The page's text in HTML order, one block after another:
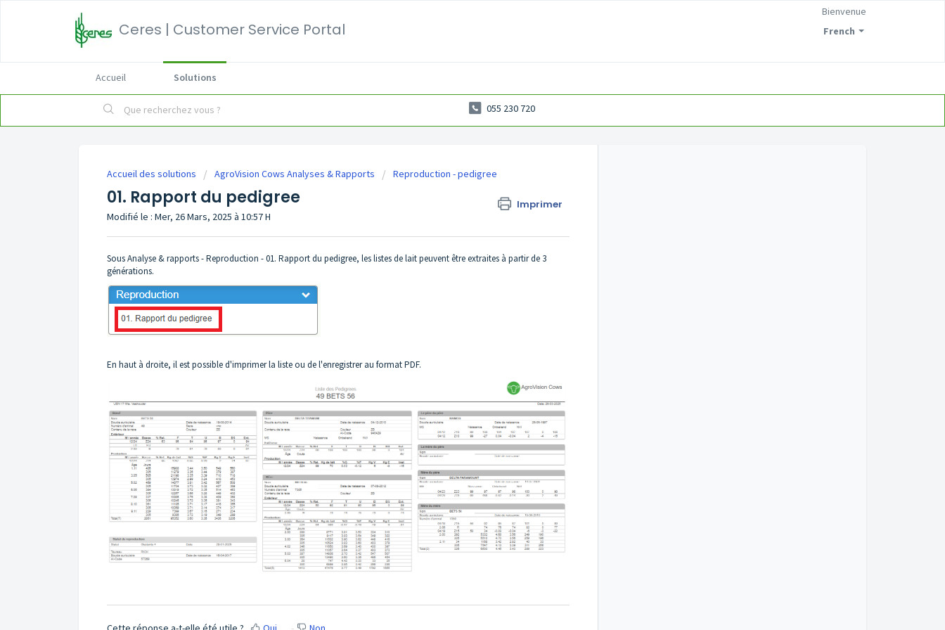
Ceres | Customer Service Portal French
Bienvenue
Accueil Solutions
055 230 720
Accueil des solutions AgroVision Cows Analyses & Rapports Reproduction - pedigree
01. Rapport du pedigree Imprimer
Modifié le : Mer, 26 Mars, 2025 à 10:57 H
Sous Analyse & rapports - Reproduction - 01. Rapport du pedigree, les listes de lait peuvent être extraites à partir de 3
générations.
En haut à droite, il est possible d'imprimer la liste ou de l'enregistrer au format PDF.